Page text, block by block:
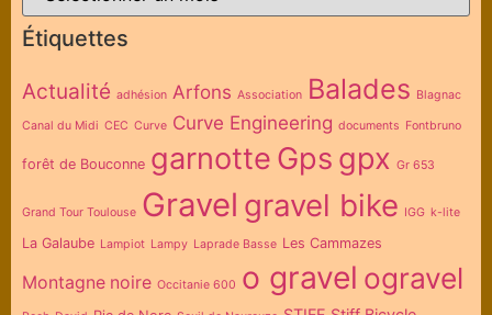
Étiquettes
Actualité adhésion Arfons Association Balades Blagnac
Canal du Midi CEC Curve Curve Engineering documents Fontbruno
forêt de Bouconne garnotte Gps gpx Gr 653
Grand Tour Toulouse Gravel gravel bike IGG k-lite
La Galaube Lampiot Lampy Laprade Basse Les Cammazes
Montagne noire Occitanie 600 o gravel ogravel